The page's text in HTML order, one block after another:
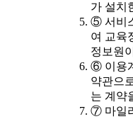
가 설치
⑤ 서비
여 교육
정보원
⑥ 이용
약관으
는 계약
⑦ 마일